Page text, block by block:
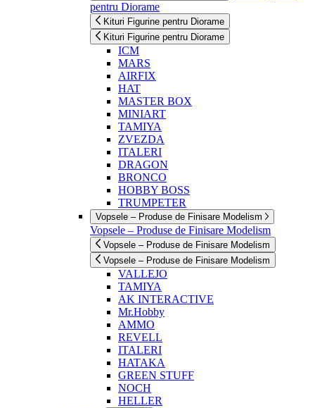
pentru Diorame
Kituri Figurine pentru Diorame
Kituri Figurine pentru Diorame
ICM
MARS
AIRFIX
HAT
MASTER BOX
MINIART
TAMIYA
ZVEZDA
ITALERI
DRAGON
BRONCO
HOBBY BOSS
TRUMPETER
Vopsele – Produse de Finisare Modelism
Vopsele – Produse de Finisare Modelism
Vopsele – Produse de Finisare Modelism
Vopsele – Produse de Finisare Modelism
VALLEJO
TAMIYA
AK INTERACTIVE
Mr.Hobby
AMMO
REVELL
ITALERI
HATAKA
GREEN STUFF
NOCH
HELLER